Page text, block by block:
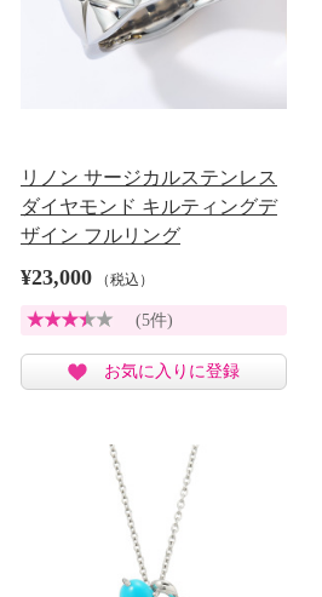
リノン サージカルステンレス
ダイヤモンド キルティングデ
ザイン フルリング
¥23,000 （税込）
(5件)
お気に入りに登録